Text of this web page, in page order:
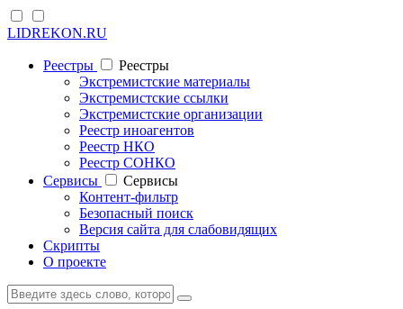
LIDREKON.RU
Реестры
Реестры
Экстремистские материалы
Экстремистские ссылки
Экстремистские организации
Реестр иноагентов
Реестр НКО
Реестр СОНКО
Cервисы
Cервисы
Контент-фильтр
Безопасный поиск
Версия сайта для слабовидящих
Скрипты
О проекте